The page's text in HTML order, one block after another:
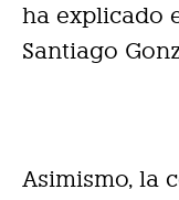
ha explicado
Santiago
Asimismo, la